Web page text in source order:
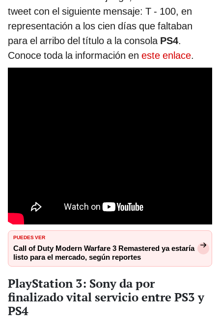
tweet con el siguiente mensaje: T - 100, en
representación a los cien días que faltaban
para el arribo del título a la consola PS4.
Conoce toda la información en este enlace.
PUEDES VER
Call of Duty Modern Warfare 3 Remastered ya estaría
listo para el mercado, según reportes
PlayStation 3: Sony da por
finalizado vital servicio entre PS3 y
PS4